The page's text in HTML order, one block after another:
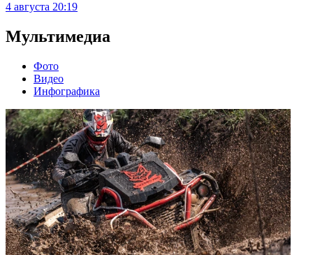
4 августа 20:19
Мультимедиа
Фото
Видео
Инфографика